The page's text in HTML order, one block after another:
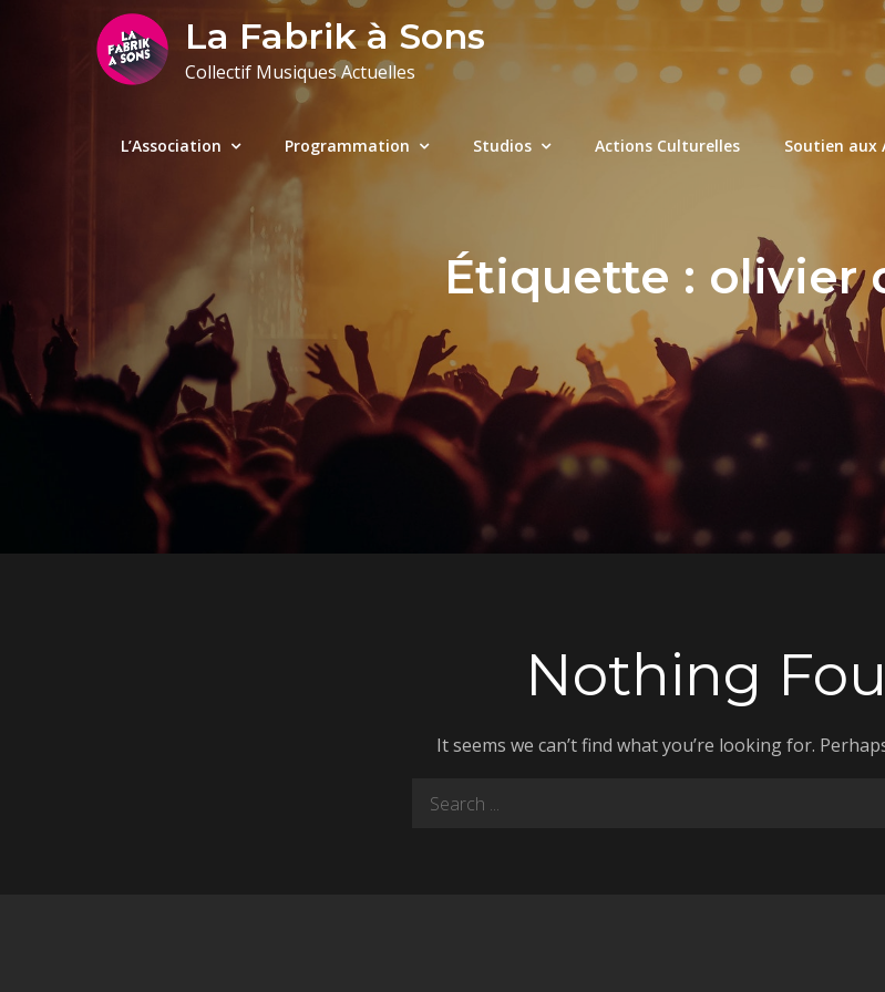
La Fabrik à Sons
Collectif Musiques Actuelles
L’Association Programmation Studios Actions Culturelles Soutien aux
Étiquette : olivier
Nothing
It seems we can’t find what you’re looking for.
Search